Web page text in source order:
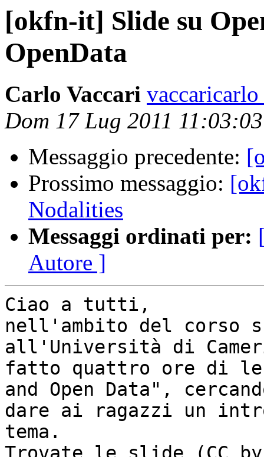
[okfn-it] Slide su
OpenData
Carlo Vaccari
Dom 17 Lug 2011
Messaggio precedente:
Prossimo messaggio:
Nodalities
Messaggi ordinati per:
Autore ]
Ciao a tutti,
nell'ambito del corso
all'Università di
fatto quattro ore di
and Open Data",
dare ai ragazzi un
tema.